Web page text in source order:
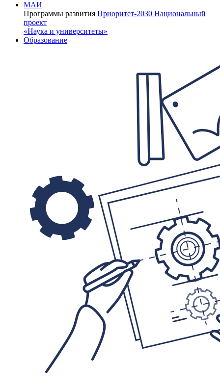
МАИ
Программы развития Приоритет-2030 Национальный
проект
«Наука и университеты»
Образование